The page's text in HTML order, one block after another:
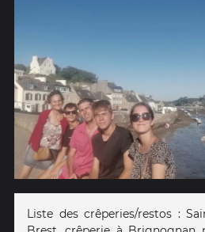
Liste des crêperies/restos :